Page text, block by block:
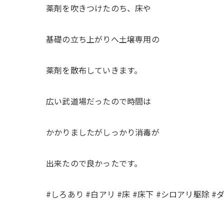
薬剤を吹きつけたのち、床や
基礎の立ち上がりへ土壌専用の
薬剤を散布していきます。
広い武道場だったので時間は
かかりましたがしっかり消毒が
出来たので良かったです。
#しろあり #白アリ #床 #床下 #シロアリ駆除 #